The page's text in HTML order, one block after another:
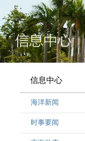
信息中心
海洋新闻
时事要闻